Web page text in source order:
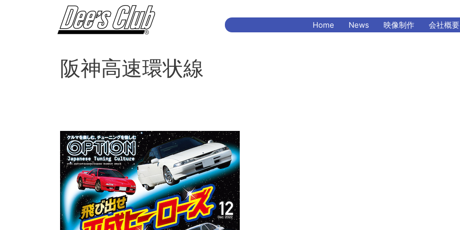
Home News 映像制作 会社概要
阪神高速環状線
オ
プ
シ
ョ
ン
2022
年
12